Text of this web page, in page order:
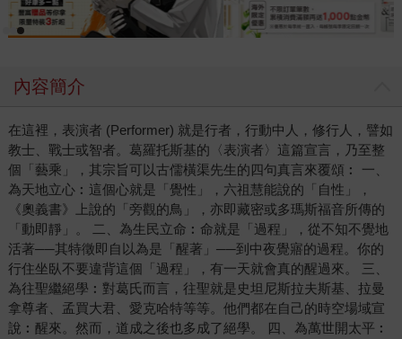
內容簡介
在這裡，表演者 (Performer) 就是行者，行動中人，修行人，譬如
教士、戰士或智者。葛羅托斯基的〈表演者〉這篇宣言，乃至整
個「藝乘」，其宗旨可以古儒橫渠先生的四句真言來覆頌︰ 一、
為天地立心︰這個心就是「覺性」，六祖慧能說的「自性」，
《奧義書》上說的「旁觀的鳥」，亦即藏密或多瑪斯福音所傳的
「動即靜」。 二、為生民立命︰命就是「過程」，從不知不覺地
活著──其特徵即自以為是「醒著」──到中夜覺寤的過程。你的
行住坐臥不要違背這個「過程」，有一天就會真的醒過來。 三、
為往聖繼絕學︰對葛氏而言，往聖就是史坦尼斯拉夫斯基、拉曼
拿尊者、孟買大君、愛克哈特等等。他們都在自己的時空場域宣
說︰醒來。然而，道成之後也多成了絕學。 四、為萬世開太平︰